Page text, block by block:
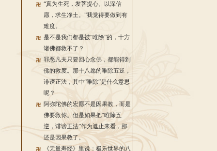
“真为生死，发菩提心。以深信
愿，求生净土。”我觉得要做到有
难度。
是不是我们都是被“唯除”的，十方
诸佛都救不了？
罪恶凡夫只要回心念佛，都能得到
佛的救度。那十八愿的唯除五逆，
诽谤正法，其中“唯除”是什么意思
呢？
阿弥陀佛的宏愿不是因果教，而是
佛要救你。但是如果把“唯除五
逆，诽谤正法”作为遮止来看，那
还是因果教了。
《无量寿经》里说：极乐世界的八